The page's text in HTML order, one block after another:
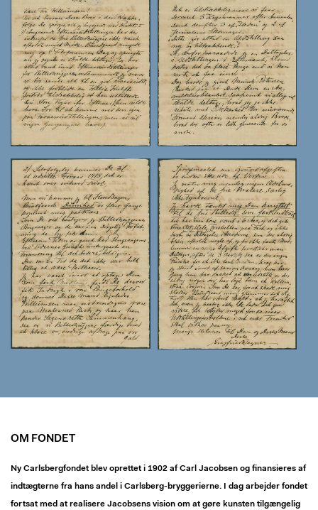
OM FONDET
Ny Carlsbergfondet blev oprettet i 1902 af Carl Jacobsen og finansieres af
indtægterne fra hans andel i Carlsberg-bryggerierne. I dag arbejder fondet
fortsat med at realisere Jacobsens vision om at gøre kunsten tilgængelig